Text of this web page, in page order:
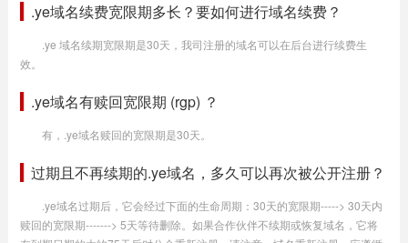
.ye域名续费宽限期多长？要如何进行域名续费？
.ye 域名续期宽限期是30天，我司注册的域名可以在后台进行续费生
效。
.ye域名有赎回宽限期 (rgp) ？
有，.ye域名赎回的宽限期是30天。
过期且不再续期的.ye域名，多久可以再次被公开注册？
.ye域名过期后，它会经过下面的生命周期：30天的宽限期-----> 30天内
赎回的宽限期-------> 5天等待删除。如果合作伙伴不续期或恢复域名，它将